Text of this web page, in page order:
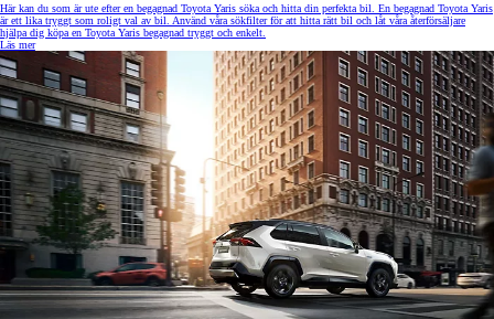
Här kan du som är ute efter en begagnad Toyota Yaris söka och hitta din perfekta bil. En begagnad Toyota Yaris
är ett lika tryggt som roligt val av bil. Använd våra sökfilter för att hitta rätt bil och låt våra återförsäljare
hjälpa dig köpa en Toyota Yaris begagnad tryggt och enkelt.
Läs mer